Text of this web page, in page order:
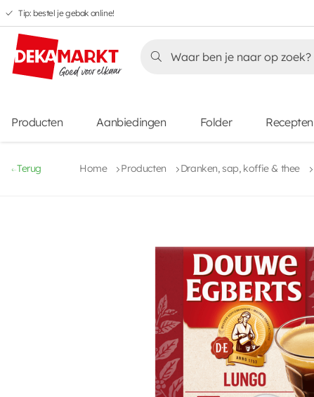
Overslaan
naar
hoofdnavigatie
Overslaan
naar
hoofdinhoud
Overslaan
naar
voettekstinhoud
Overslaan
naar
aanbiedingen
Tip: bestel je gebak online!
Producten Aanbiedingen Folder Recepten
Terug Home Producten Dranken, sap, koffie & thee